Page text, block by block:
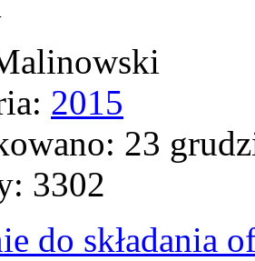
2015
23
3302
do składania